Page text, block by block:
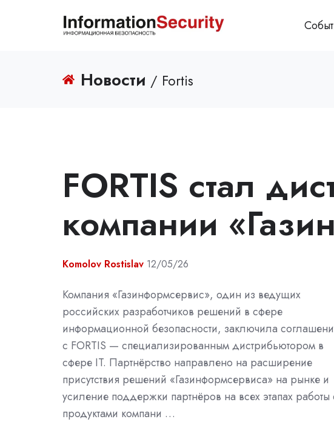
Новости / Fortis
FORTIS стал
компании
Komolov Rostislav 12/05/26
Компания «Газинформсервис», один из ведущих
российских разработчиков решений в сфере
информационной безопасности, заключила
с FORTIS — специализированным дистрибьютором в
сфере IT. Партнёрство направлено на расширение
присутствия решений «Газинформсервиса» на рынке и
усиление поддержки партнёров на всех этапах работы
продуктами компани …